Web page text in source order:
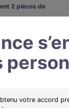
votre accord
2 pièces de
:
une résidence où
et convivialité s'unissent